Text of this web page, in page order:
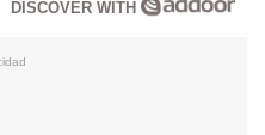
DISCOVER WITH